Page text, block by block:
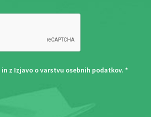
in z Izjavo o varstvu osebnih podatkov. *